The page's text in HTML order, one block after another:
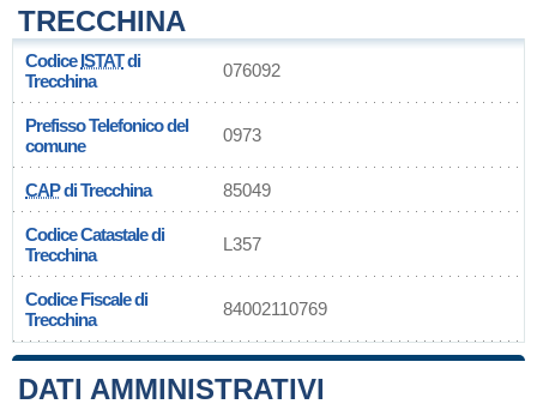
TRECCHINA
CodiceISTATdi
Trecchina
076092
Prefisso Telefonico del
comune
0973
CAPdi Trecchina 85049
Codice Catastale di
Trecchina
L357
Codice Fiscale di
Trecchina
84002110769
DATI AMMINISTRATIVI